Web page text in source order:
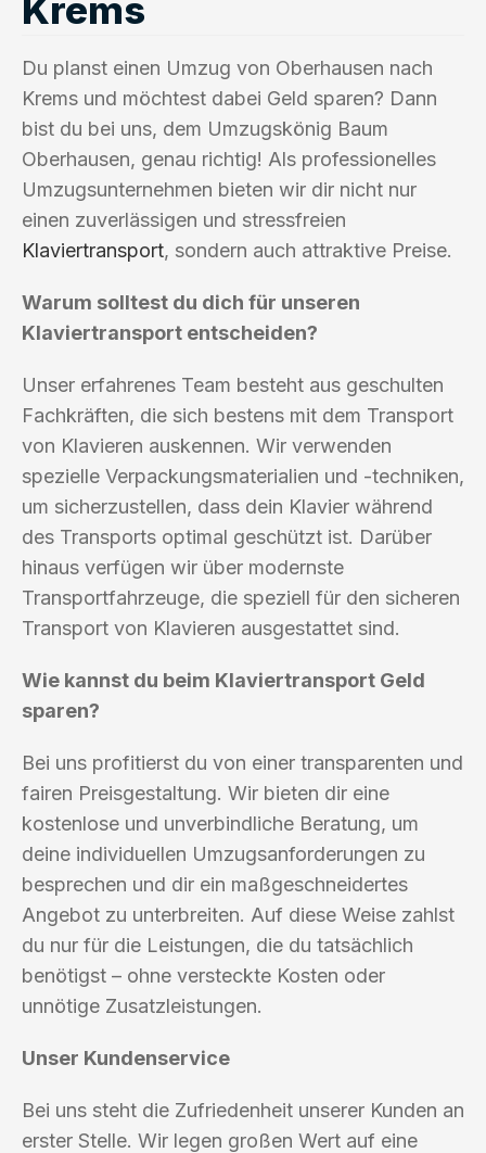
Krems
Du planst einen Umzug von Oberhausen nach
Krems und möchtest dabei Geld sparen? Dann
bist du bei uns, dem Umzugskönig Baum
Oberhausen, genau richtig! Als professionelles
Umzugsunternehmen bieten wir dir nicht nur
einen zuverlässigen und stressfreien
Klaviertransport, sondern auch attraktive Preise.
Warum solltest du dich für unseren
Klaviertransport entscheiden?
Unser erfahrenes Team besteht aus geschulten
Fachkräften, die sich bestens mit dem Transport
von Klavieren auskennen. Wir verwenden
spezielle Verpackungsmaterialien und -techniken,
um sicherzustellen, dass dein Klavier während
des Transports optimal geschützt ist. Darüber
hinaus verfügen wir über modernste
Transportfahrzeuge, die speziell für den sicheren
Transport von Klavieren ausgestattet sind.
Wie kannst du beim Klaviertransport Geld
sparen?
Bei uns profitierst du von einer transparenten und
fairen Preisgestaltung. Wir bieten dir eine
kostenlose und unverbindliche Beratung, um
deine individuellen Umzugsanforderungen zu
besprechen und dir ein maßgeschneidertes
Angebot zu unterbreiten. Auf diese Weise zahlst
du nur für die Leistungen, die du tatsächlich
benötigst – ohne versteckte Kosten oder
unnötige Zusatzleistungen.
Unser Kundenservice
Bei uns steht die Zufriedenheit unserer Kunden an
erster Stelle. Wir legen großen Wert auf eine